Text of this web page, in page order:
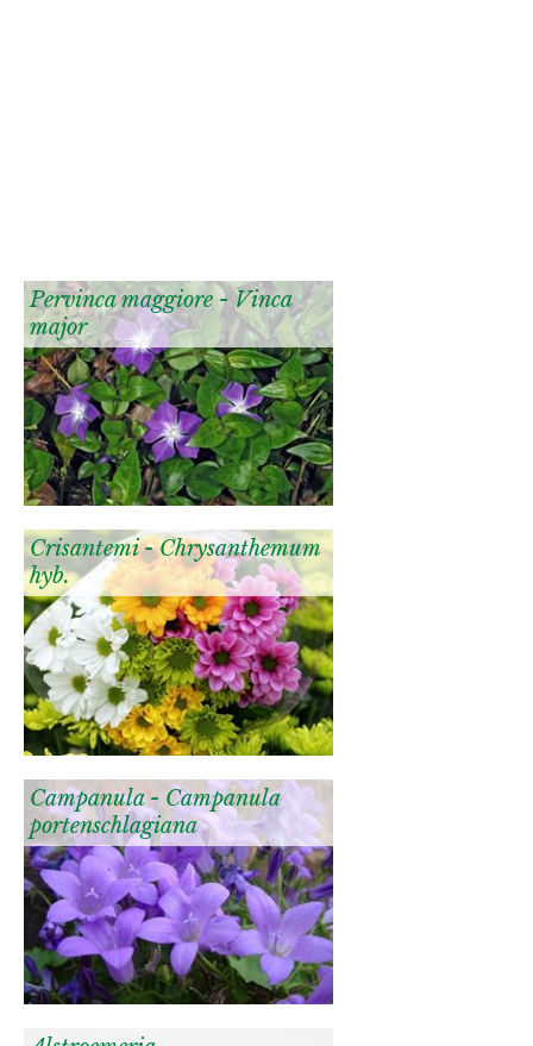
Pervinca maggiore - Vinca
major
Crisantemi - Chrysanthemum
hyb.
Campanula - Campanula
portenschlagiana